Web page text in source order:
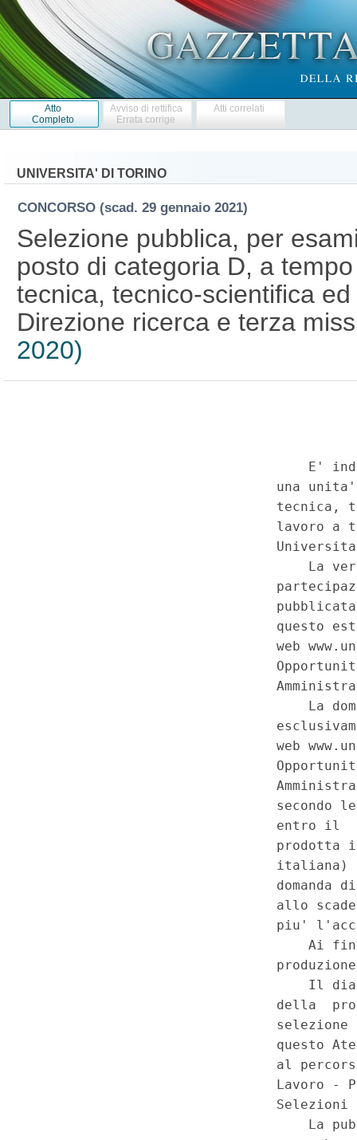
Atto
Completo
Avviso di rettifica
Errata corrige
Atti correlati
UNIVERSITA' DI TORINO
CONCORSO (scad. 29 gennaio 2021)
Selezione pubblica, per
posto di categoria D, a
tecnica, tecnico-scientifica
Direzione ricerca e terza
2020)